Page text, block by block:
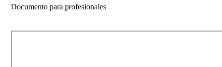
Documento para profesionales